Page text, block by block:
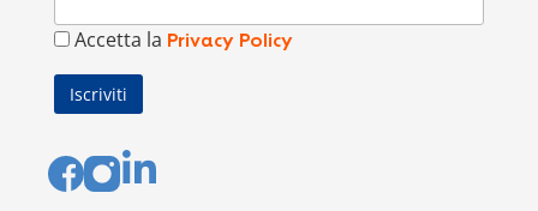
Accetta la Privacy Policy